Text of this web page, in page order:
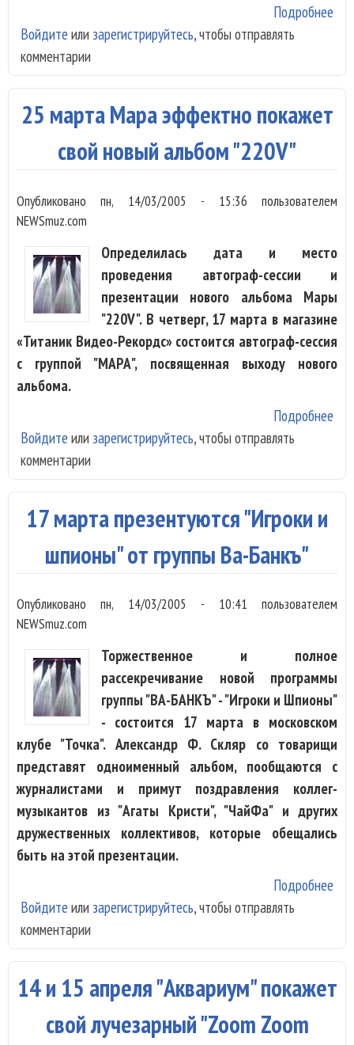
Подробнее
Войдите или зарегистрируйтесь, чтобы отправлять
комментарии
25 марта Мара эффектно покажет
свой новый альбом "220V"
Опубликованопн, 14/03/2005 - 15:36 пользователем
NEWSmuz.com
Определилась дата и место
проведения автограф-сессии и
презентации нового альбома Мары
"220V". В четверг, 17 марта в магазине
«Титаник Видео-Рекордс» состоится автограф-сессия
с группой "МАРА", посвященная выходу нового
альбома.
Подробнее
Войдите или зарегистрируйтесь, чтобы отправлять
комментарии
17 марта презентуются "Игроки и
шпионы" от группы Ва-Банкъ"
Опубликованопн, 14/03/2005 - 10:41 пользователем
NEWSmuz.com
Торжественное и полное
рассекречивание новой программы
группы "ВА-БАНКЪ" - "Игроки и Шпионы"
- состоится 17 марта в московском
клубе "Точка". Александр Ф. Скляр со товарищи
представят одноименный альбом, пообщаются с
журналистами и примут поздравления коллег-
музыкантов из "Агаты Кристи", "ЧайФа" и других
дружественных коллективов, которые обещались
быть на этой презентации.
Подробнее
Войдите или зарегистрируйтесь, чтобы отправлять
комментарии
14 и 15 апреля "Аквариум" покажет
свой лучезарный "Zoom Zoom